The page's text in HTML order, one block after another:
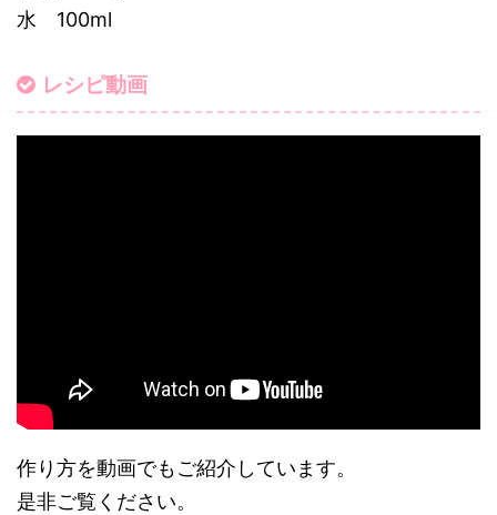
水 100ml
レシピ動画
作り方を動画でもご紹介しています。
是非ご覧ください。